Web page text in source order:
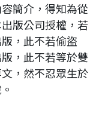
簡介，得知為從
版公司授權，若
，此不若偷盜
，此不若等於雙
，然不忍眾生於